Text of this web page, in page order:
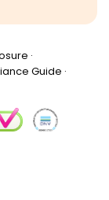
·
Guide ·